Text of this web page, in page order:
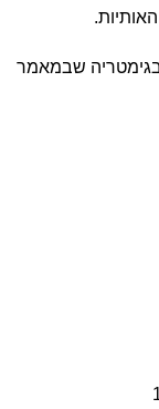
בגימטריה שבמאמר